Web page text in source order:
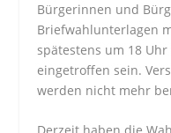
Bürgerinnen und
Briefwahlunterlagen
spätestens um 18
eingetroffen sein.
werden nicht mehr